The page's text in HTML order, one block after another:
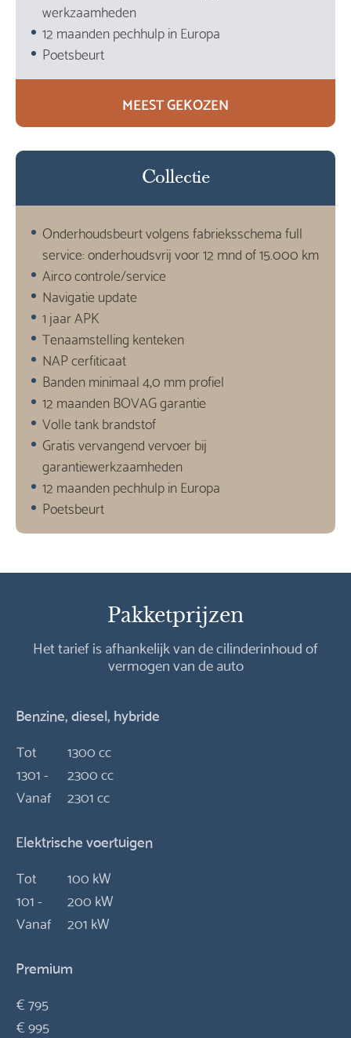
werkzaamheden
12 maanden pechhulp in Europa
Poetsbeurt
MEEST GEKOZEN
Collectie
Onderhoudsbeurt volgens fabrieksschema full
service: onderhoudsvrij voor 12 mnd of 15.000 km
Airco controle/service
Navigatie update
1 jaar APK
Tenaamstelling kenteken
NAP cerfiticaat
Banden minimaal 4,0 mm profiel
12 maanden BOVAG garantie
Volle tank brandstof
Gratis vervangend vervoer bij
garantiewerkzaamheden
12 maanden pechhulp in Europa
Poetsbeurt
Pakketprijzen
Het tarief is afhankelijk van de cilinderinhoud of
vermogen van de auto
Benzine, diesel, hybride
Tot
1300 cc
1301 -
2300 cc
Vanaf
2301 cc
Elektrische voertuigen
Tot
100 kW
101 -
200 kW
Vanaf
201 kW
Premium
€ 795
€ 995